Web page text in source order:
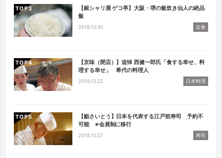
TOP
【銀シャリ屋 ゲコ亭】大阪・堺の飯炊き仙人の絶品
飯
2018.10.30 定食
TOP
【京味（閉店）】追悼 西健一郎氏「食する幸せ、料
理する幸せ」 希代の料理人
2019.12.22 日本料理
TOP
【鮨さいとう】日本を代表する江戸前寿司 予約不
可能 ※会員制に移行
2018.10.27 寿司